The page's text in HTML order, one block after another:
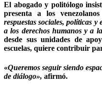
El abogado y politólogo
presenta a los
respuestas sociales, políticas y
a los derechos humanos y a
desde sus unidades de
escuelas, quiere contribuir
«Queremos seguir siendo
de diálogo», afirmó.